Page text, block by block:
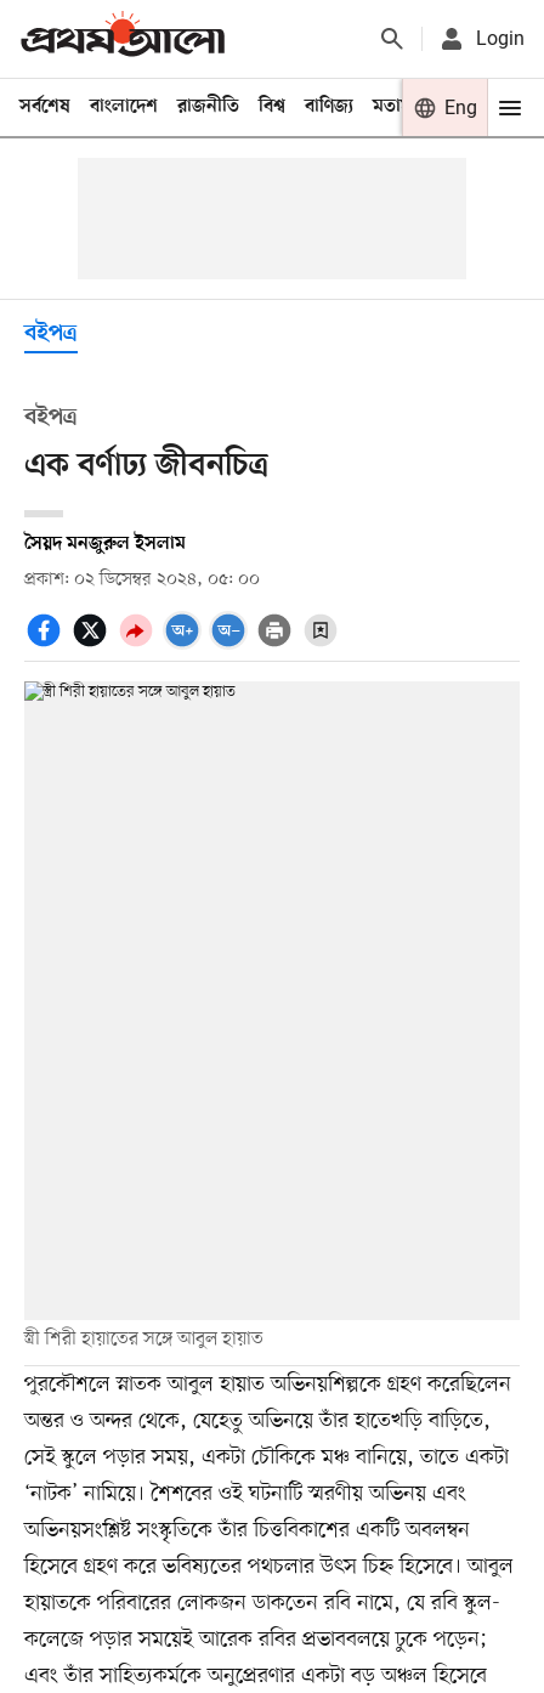
Login
সর্বশেষ বাংলাদেশ রাজনীতি বিশ্ব বাণিজ্য মতামত খেলা
Eng
বইপত্র
বইপত্র
এক বর্ণাঢ্য জীবনচিত্র
সৈয়দ মনজুরুল ইসলাম
প্রকাশ: ০২ ডিসেম্বর ২০২৪, ০৫: ০০
স্ত্রী শিরী হায়াতের সঙ্গে আবুল হায়াত
পুরকৌশলে স্নাতক আবুল হায়াত অভিনয়শিল্পকে গ্রহণ করেছিলেন
অন্তর ও অন্দর থেকে, যেহেতু অভিনয়ে তাঁর হাতেখড়ি বাড়িতে,
সেই স্কুলে পড়ার সময়, একটা চৌকিকে মঞ্চ বানিয়ে, তাতে একটা
‘নাটক’ নামিয়ে। শৈশবের ওই ঘটনাটি স্মরণীয় অভিনয় এবং
অভিনয়সংশ্লিষ্ট সংস্কৃতিকে তাঁর চিত্তবিকাশের একটি অবলম্বন
হিসেবে গ্রহণ করে ভবিষ্যতের পথচলার উৎস চিহ্ন হিসেবে। আবুল
হায়াতকে পরিবারের লোকজন ডাকতেন রবি নামে, যে রবি স্কুল-
কলেজে পড়ার সময়েই আরেক রবির প্রভাববলয়ে ঢুকে পড়েন;
এবং তাঁর সাহিত্যকর্মকে অনুপ্রেরণার একটা বড় অঞ্চল হিসেবে